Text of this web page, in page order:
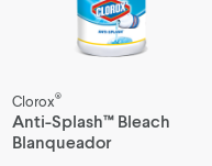
Clorox®
Anti-Splash™ Bleach
Blanqueador